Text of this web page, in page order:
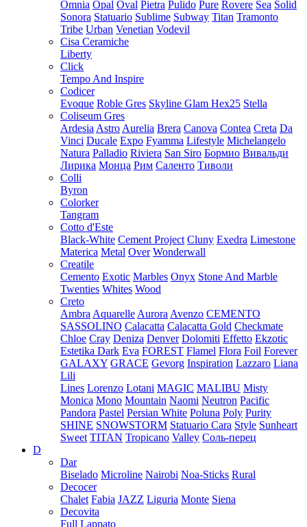
Omnia Opal Oval Pietra Pulido Pure Rovere Sea Solid
Sonora Statuario Sublime Subway Titan Tramonto
Tribe Urban Venetian Vodevil
Cisa Ceramiche
Liberty
Click
Tempo And Inspire
Codicer
Evoque Roble Gres Skyline Glam Hex25 Stella
Coliseum Gres
Ardesia Astro Aurelia Brera Canova Contea Creta Da
Vinci Ducale Expo Fyamma Lifestyle Michelangelo
Natura Palladio Riviera San Siro Бормио Вивальди
Лирика Монца Рим Саленто Тиволи
Colli
Byron
Colorker
Tangram
Cotto d'Este
Black-White Cement Project Cluny Exedra Limestone
Materica Metal Over Wonderwall
Creatile
Cemento Exotic Marbles Onyx Stone And Marble
Twenties Whites Wood
Creto
Ambra Aquarelle Aurora Avenzo CEMENTO
SASSOLINO Calacatta Calacatta Gold Checkmate
Chloe Cray Deniza Denver Dolomiti Effetto Ekzotic
Estetika Dark Eva FOREST Flamel Flora Foil Forever
GALAXY GRACE Gevorg Inspiration Lazzaro Liana
Lili
Lines Lorenzo Lotani MAGIC MALIBU Misty
Monica Mono Mountain Naomi Neutron Pacific
Pandora Pastel Persian White Poluna Poly Purity
SHINE SNOWSTORM Statuario Cara Style Sunheart
Sweet TITAN Tropicano Valley Соль-перец
D
Dar
Biselado Microline Nairobi Noa-Sticks Rural
Decocer
Chalet Fabia JAZZ Liguria Monte Siena
Decovita
Full Lappato